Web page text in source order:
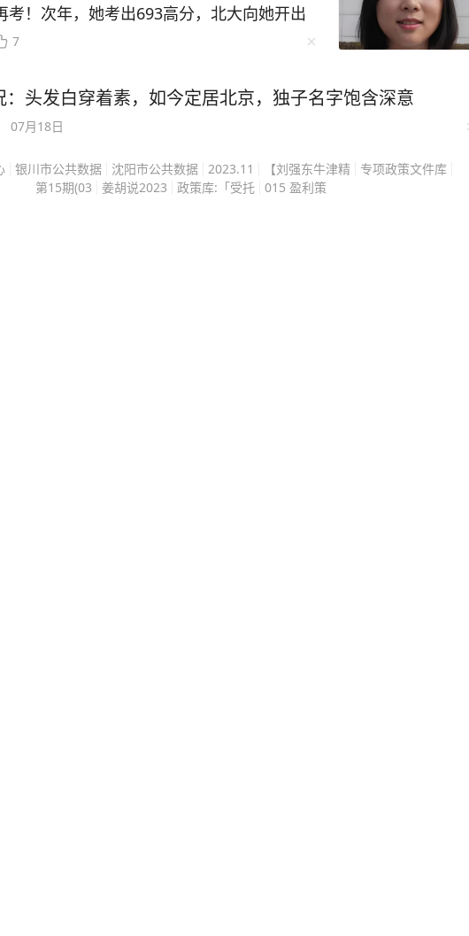
是国内重要的传感器研发制造基地。面对人
勃发展的时代浪潮，蚌埠将智能传感器确立
，蚌埠已构建起“材料—设计—晶圆制造—封
”的智能传感全产业链条，产业生态不断完
下游企业近200家，其中专精特新企业40余
持续显现，不少产业链配套企业就近布局，
考！次年，她考出693高分，北大向她开出
你10万奖学金！她却摇头：不，我要上国防
足以报考国内绝大多数顶尖 985 高校，老师
但当年国防科技大学在云南省仅招收两名女
差位列第三，与心心念念的军校失之交臂。
不必执着，手握高分直接填报名校就好，可
在她心底生根，2008 年，家乡玉溪遭遇特大
7
头发白穿着素，如今定居北京，独子名字饱含深意
07月18日
银川市公共数据 沈阳市公共数据 2023.11 【刘强东牛津精
专项政策文件库
第15期(03
姜胡说2023 政策库:「受托 015 盈利策